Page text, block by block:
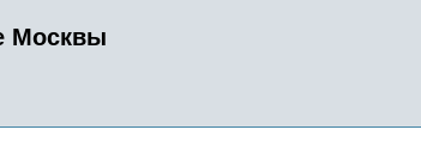
Москвы